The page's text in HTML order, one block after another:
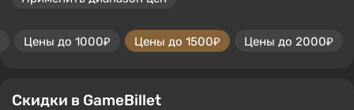
Цены до 1000₽ Цены до 1500₽ Цены до 2000₽
Скидки в GameBillet